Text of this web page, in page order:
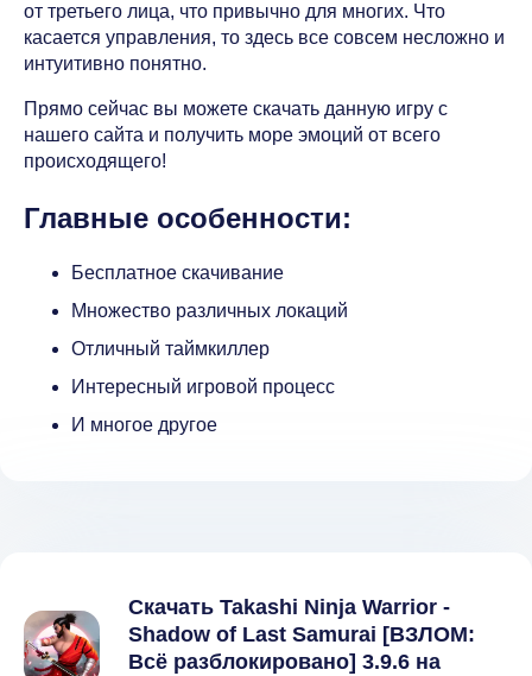
от третьего лица, что привычно для многих. Что
касается управления, то здесь все совсем несложно и
интуитивно понятно.
Прямо сейчас вы можете скачать данную игру с
нашего сайта и получить море эмоций от всего
происходящего!
Главные особенности:
Бесплатное скачивание
Множество различных локаций
Отличный таймкиллер
Интересный игровой процесс
И многое другое
Скачать Takashi Ninja Warrior -
Shadow of Last Samurai [ВЗЛОМ:
Всё разблокировано] 3.9.6 на